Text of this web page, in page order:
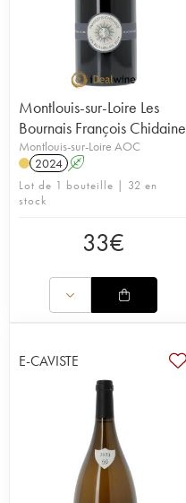
Montlouis-sur-Loire Les
Bournais François Chidaine
Montlouis-sur-Loire AOC
2024 A
Lot de 1 bouteille | 32 en
stock
33€
E-CAVISTE